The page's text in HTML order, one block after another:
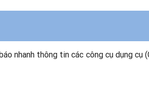
nhanh thông tin các công cụ dụng